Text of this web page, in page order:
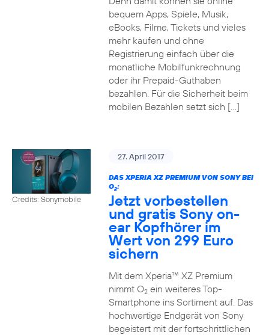
bequem Apps, Spiele, Musik,
eBooks, Filme, Tickets und vieles
mehr kaufen und ohne
Registrierung einfach über die
monatliche Mobilfunkrechnung
oder ihr Prepaid-Guthaben
bezahlen. Für die Sicherheit beim
mobilen Bezahlen setzt sich […]
Credits: Sonymobile
27. April 2017
DAS XPERIA XZ PREMIUM VON SONY BEI
O2:
Jetzt vorbestellen
und gratis Sony on-
ear Kopfhörer im
Wert von 299 Euro
sichern
Mit dem Xperia™ XZ Premium
nimmt O2ein weiteres Top-
Smartphone ins Sortiment auf. Das
hochwertige Endgerät von Sony
begeistert mit der fortschrittlichen